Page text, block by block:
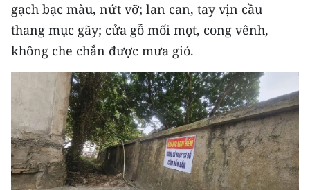
Media Chính trị
Media Kinh tế
Media Văn hóa
Media Xã hội
Media Pháp luật
Media Du lịch
gạch bạc màu, nứt vỡ; lan can, tay vịn cầu
thang mục gãy; cửa gỗ mối mọt, cong vênh,
không che chắn được mưa gió.